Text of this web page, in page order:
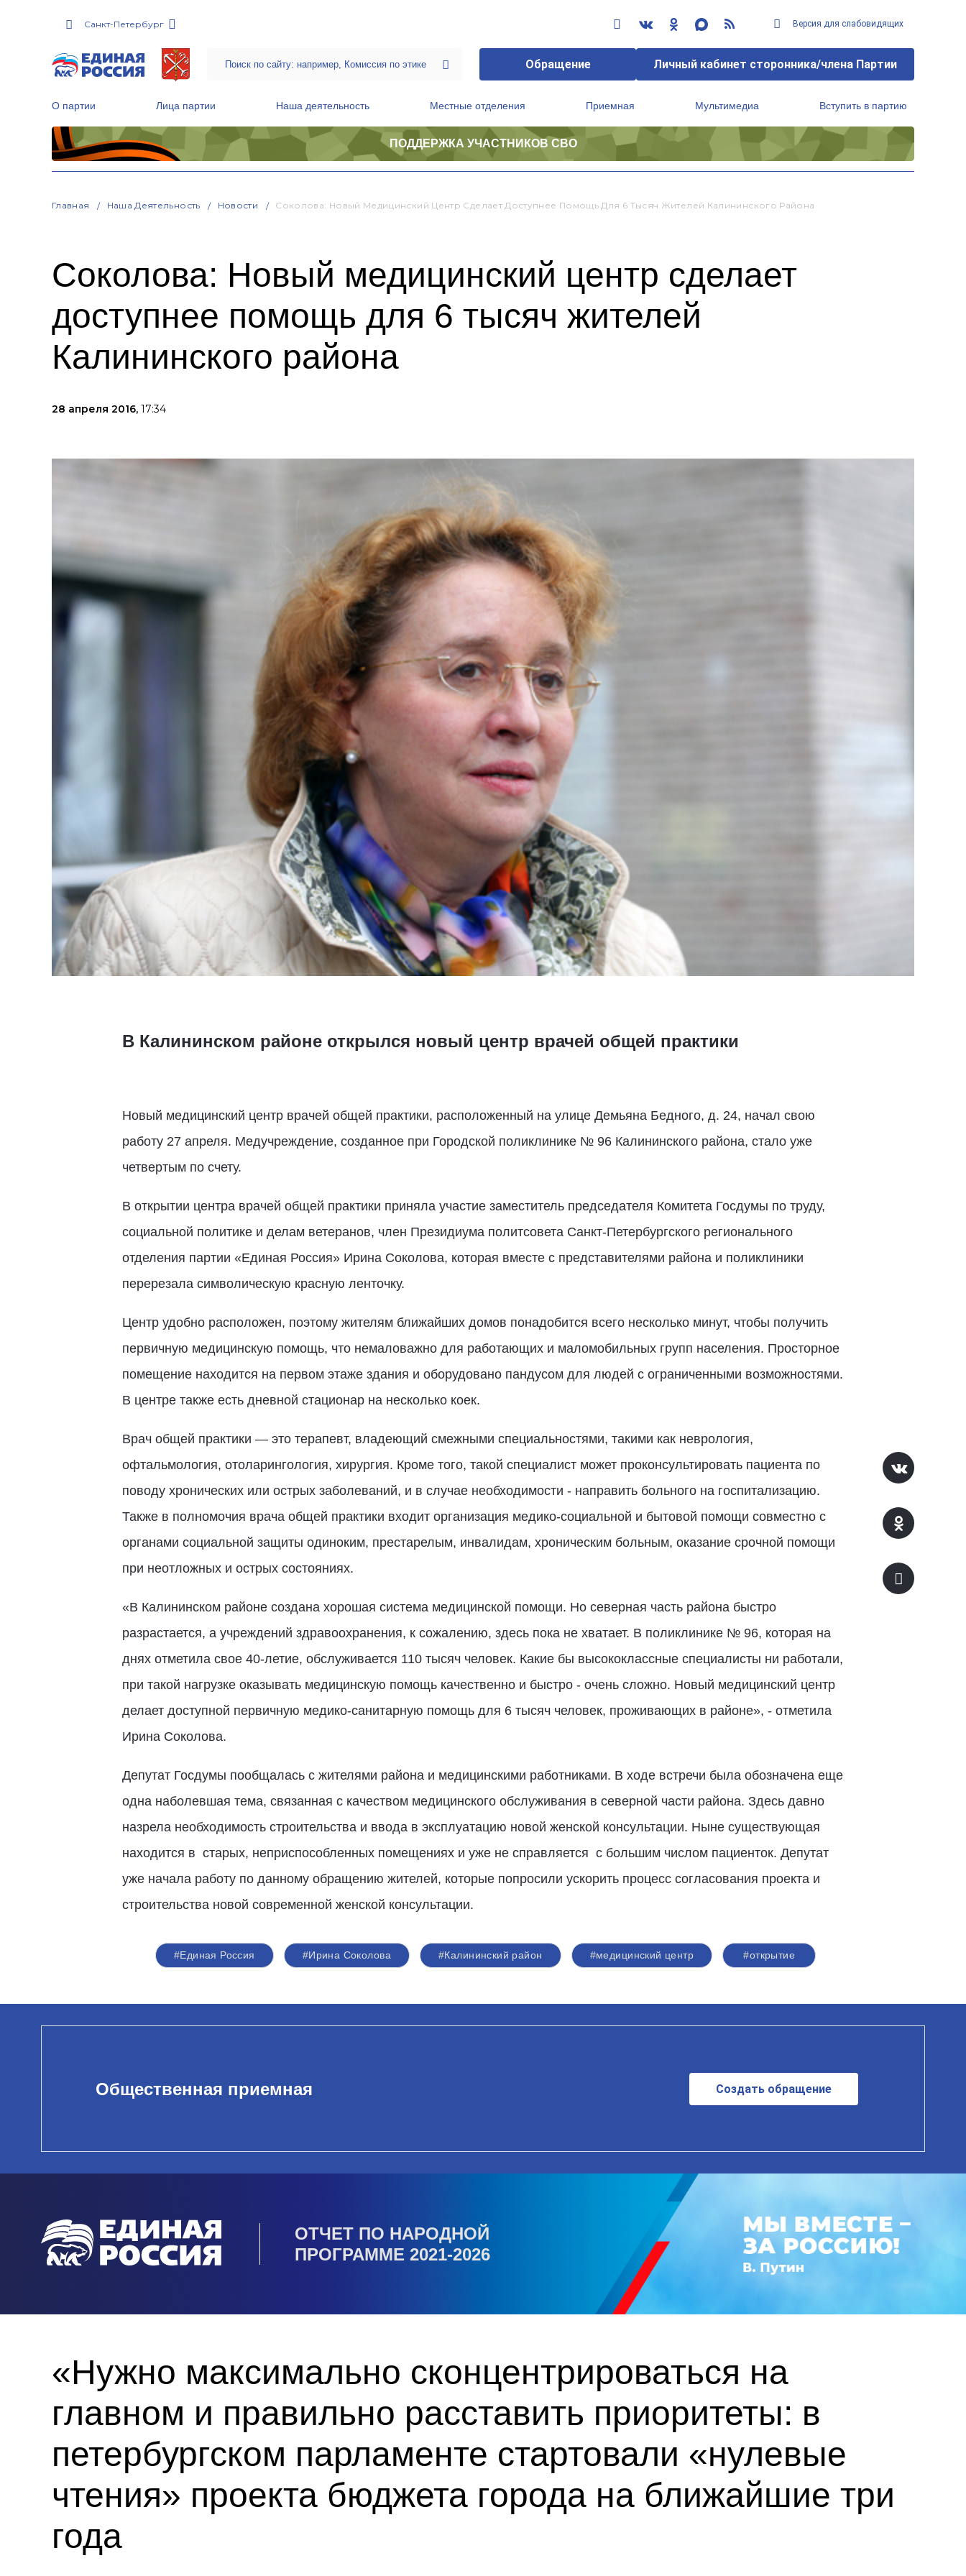
Санкт-Петербург Версия для слабовидящих
Обращение Личный кабинет сторонника/члена Партии
О партии Лица партии Наша деятельность Местные отделения Приемная Мультимедиа Вступить в партию
ПОДДЕРЖКА УЧАСТНИКОВ СВО
Главная Наша Деятельность Новости Соколова: Новый Медицинский Центр Сделает Доступнее Помощь Для 6 Тысяч Жителей Калининского Района
Соколова: Новый медицинский центр сделает
доступнее помощь для 6 тысяч жителей
Калининского района
28 апреля 2016, 17:34
В Калининском районе открылся новый центр врачей общей практики
Новый медицинский центр врачей общей практики, расположенный на улице Демьяна Бедного, д. 24, начал свою
работу 27 апреля. Медучреждение, созданное при Городской поликлинике № 96 Калининского района, стало уже
четвертым по счету.
В открытии центра врачей общей практики приняла участие заместитель председателя Комитета Госдумы по труду,
социальной политике и делам ветеранов, член Президиума политсовета Санкт-Петербургского регионального
отделения партии «Единая Россия» Ирина Соколова, которая вместе с представителями района и поликлиники
перерезала символическую красную ленточку.
Центр удобно расположен, поэтому жителям ближайших домов понадобится всего несколько минут, чтобы получить
первичную медицинскую помощь, что немаловажно для работающих и маломобильных групп населения. Просторное
помещение находится на первом этаже здания и оборудовано пандусом для людей с ограниченными возможностями.
В центре также есть дневной стационар на несколько коек.
Врач общей практики — это терапевт, владеющий смежными специальностями, такими как неврология,
офтальмология, отоларингология, хирургия. Кроме того, такой специалист может проконсультировать пациента по
поводу хронических или острых заболеваний, и в случае необходимости - направить больного на госпитализацию.
Также в полномочия врача общей практики входит организация медико-социальной и бытовой помощи совместно с
органами социальной защиты одиноким, престарелым, инвалидам, хроническим больным, оказание срочной помощи
при неотложных и острых состояниях.
«В Калининском районе создана хорошая система медицинской помощи. Но северная часть района быстро
разрастается, а учреждений здравоохранения, к сожалению, здесь пока не хватает. В поликлинике № 96, которая на
днях отметила свое 40-летие, обслуживается 110 тысяч человек. Какие бы высококлассные специалисты ни работали,
при такой нагрузке оказывать медицинскую помощь качественно и быстро - очень сложно. Новый медицинский центр
делает доступной первичную медико-санитарную помощь для 6 тысяч человек, проживающих в районе», - отметила
Ирина Соколова.
Депутат Госдумы пообщалась с жителями района и медицинскими работниками. В ходе встречи была обозначена еще
одна наболевшая тема, связанная с качеством медицинского обслуживания в северной части района. Здесь давно
назрела необходимость строительства и ввода в эксплуатацию новой женской консультации. Ныне существующая
находится в старых, неприспособленных помещениях и уже не справляется с большим числом пациенток. Депутат
уже начала работу по данному обращению жителей, которые попросили ускорить процесс согласования проекта и
строительства новой современной женской консультации.
#Единая Россия #Ирина Соколова #Калининский район #медицинский центр #открытие
Общественная приемная Создать обращение
ОТЧЕТ ПО НАРОДНОЙ
ПРОГРАММЕ 2021-2026
«Нужно максимально сконцентрироваться на
главном и правильно расставить приоритеты: в
петербургском парламенте стартовали «нулевые
чтения» проекта бюджета города на ближайшие три
года